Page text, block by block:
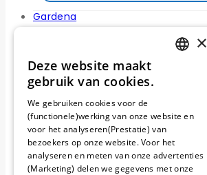
Gardena
Gardena Perimeterdraad
Gardena Kabeltesters
Gardena Reparatie sets
Gardena Draadpennen
Gardena Draadverbinders
Husqvarna
GERMAN
×
Deze website maakt
gebruik van cookies.
We gebruiken cookies voor de
(functionele)werking van onze website en
voor het analyseren(Prestatie) van
bezoekers op onze website. Voor het
analyseren en meten van onze advertenties
(Marketing) delen we gegevens met onze